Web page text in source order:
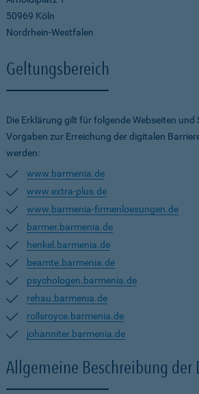
50969 Köln
Nordrhein-Westfalen
Geltungsbereich
Die Erklärung gilt für folgende Webseiten und
Vorgaben zur Erreichung der digitalen
werden:
www.barmenia.de
www.extra-plus.de
www.barmenia-firmenloesungen.de
barmer.barmenia.de
henkel.barmenia.de
beamte.barmenia.de
psychologen.barmenia.de
rehau.barmenia.de
rollsroyce.barmenia.de
johanniter.barmenia.de
Allgemeine Beschreibung der